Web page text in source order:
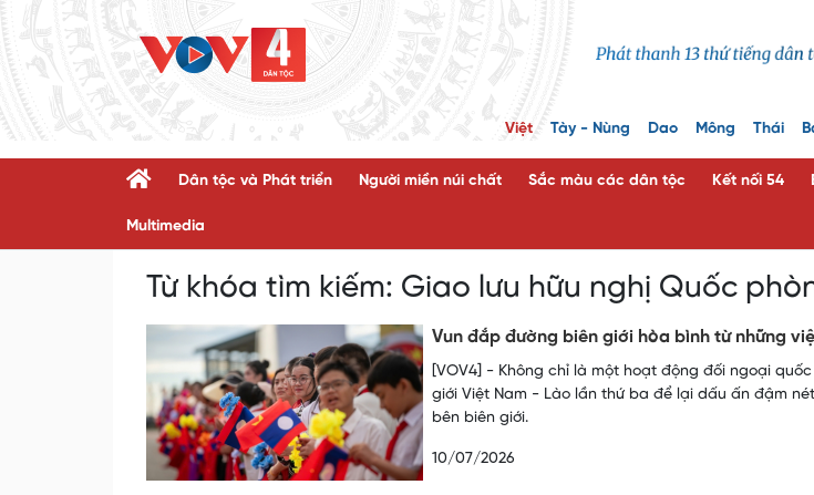
Việt Tày - Nùng Dao Mông Thái
Dân tộc và Phát triển Người miền núi chất Sắc màu các dân tộc Kết nối 54
Multimedia
Từ khóa tìm kiếm: Giao lưu hữu nghị Quốc
Vun đắp đường biên giới hòa bình từ những
[VOV4] - Không chỉ là một hoạt động đối ngoại
giới Việt Nam - Lào lần thứ ba để lại dấu ấn đậm
bên biên giới.
10/07/2026